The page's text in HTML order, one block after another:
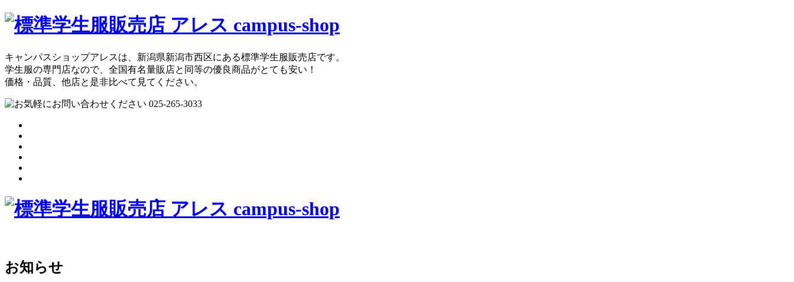
キャンパスショップアレスは、新潟県新潟市西区にある標準学生服販売店です。
学生服の専門店なので、全国有名量販店と同等の優良商品がとても安い！
価格・品質、他店と是非比べて見てください。
お知らせ